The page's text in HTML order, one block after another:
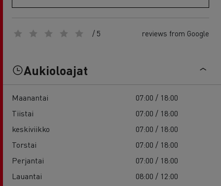
/ 5 reviews from Google
Aukioloajat
Maanantai
07:00 / 18:00
Tiistai
07:00 / 18:00
keskiviikko
07:00 / 18:00
Torstai
07:00 / 18:00
Perjantai
07:00 / 18:00
Lauantai
08:00 / 12:00